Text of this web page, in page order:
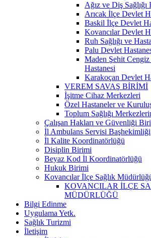
Ağız ve Diş Sağlığı
Arıcak İlçe Devlet
Baskil İlçe Devlet
Kovancılar Devlet
Ruh Sağlığı ve
Palu Devlet
Maden Şehit
Hastanesi
Karakoçan Devlet
VEREM SAVAŞ BİRİMİ
İşitme Cihaz Merkezleri
Özel Hastaneler ve
Toplum Sağlığı
Çalışan Hakları ve Güvenliği
İl Ambulans Servisi Başhekimliği
İl Kalite Koordinatörlüğü
Disiplin Birimi
Beyaz Kod İl Koordinatörlüğü
Hukuk Birimi
Kovancılar İlçe Sağlık
KOVANCILAR İLÇE
MÜDÜRLÜĞÜ
Bilgi Edinme
Uygulama Yetk.
Sağlık Turizmi
İletişim